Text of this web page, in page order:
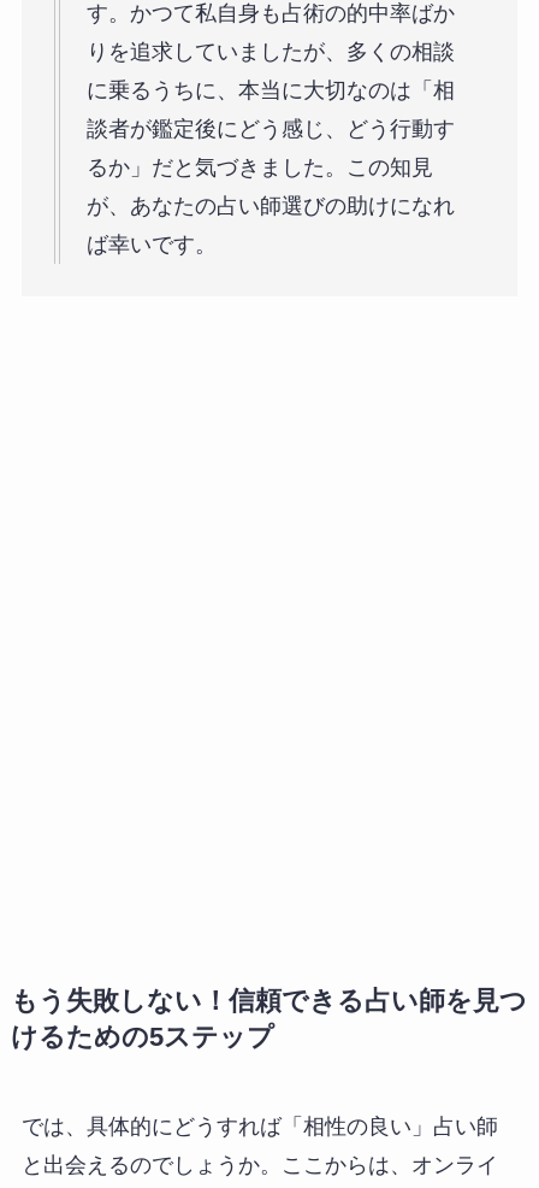
す。かつて私自身も占術の的中率ばか
りを追求していましたが、多くの相談
に乗るうちに、本当に大切なのは「相
談者が鑑定後にどう感じ、どう行動す
るか」だと気づきました。この知見
が、あなたの占い師選びの助けになれ
ば幸いです。
もう失敗しない！信頼できる占い師を見つ
けるための5ステップ
では、具体的にどうすれば「相性の良い」占い師
と出会えるのでしょうか。ここからは、オンライ